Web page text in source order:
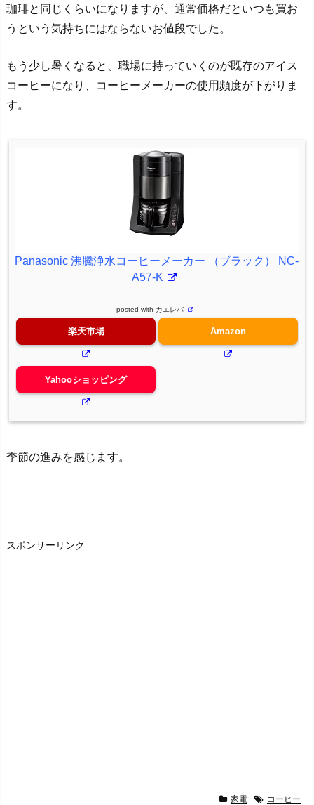
珈琲と同じくらいになりますが、通常価格だといつも買お
うという気持ちにはならないお値段でした。
もう少し暑くなると、職場に持っていくのが既存のアイス
コーヒーになり、コーヒーメーカーの使用頻度が下がりま
す。
Panasonic 沸騰浄水コーヒーメーカー （ブラック） NC-
A57-K
posted with カエレバ
楽天市場 Amazon
Yahooショッピング
季節の進みを感じます。
スポンサーリンク
家電 コーヒー